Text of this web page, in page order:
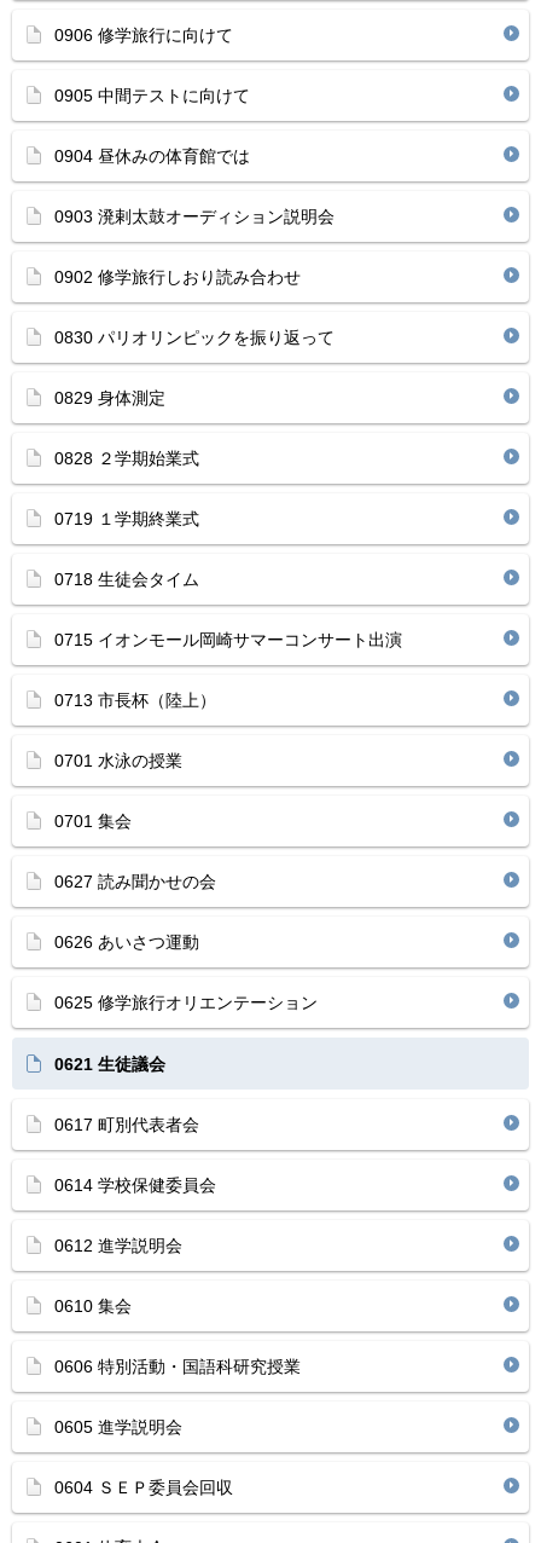
0906 修学旅行に向けて
0905 中間テストに向けて
0904 昼休みの体育館では
0903 溌剌太鼓オーディション説明会
0902 修学旅行しおり読み合わせ
0830 パリオリンピックを振り返って
0829 身体測定
0828 ２学期始業式
0719 １学期終業式
0718 生徒会タイム
0715 イオンモール岡崎サマーコンサート出演
0713 市長杯（陸上）
0701 水泳の授業
0701 集会
0627 読み聞かせの会
0626 あいさつ運動
0625 修学旅行オリエンテーション
0621 生徒議会
0617 町別代表者会
0614 学校保健委員会
0612 進学説明会
0610 集会
0606 特別活動・国語科研究授業
0605 進学説明会
0604 ＳＥＰ委員会回収